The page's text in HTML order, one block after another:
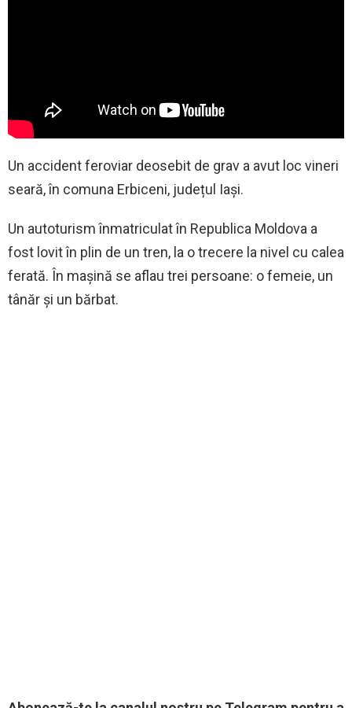
Un accident feroviar deosebit de grav a avut loc vineri
seară, în comuna Erbiceni, județul Iași.
Un autoturism înmatriculat în Republica Moldova a
fost lovit în plin de un tren, la o trecere la nivel cu calea
ferată. În mașină se aflau trei persoane: o femeie, un
tânăr și un bărbat.